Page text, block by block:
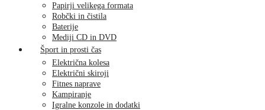
Papirji velikega formata
Robčki in čistila
Baterije
Mediji CD in DVD
Šport in prosti čas
Električna kolesa
Električni skiroji
Fitnes naprave
Kampiranje
Igralne konzole in dodatki